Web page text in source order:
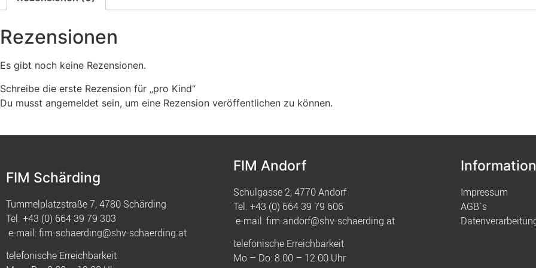
Rezensionen
Es gibt noch keine Rezensionen.
Schreibe die erste Rezension für „pro Kind“
Du musst angemeldet sein, um eine Rezension veröffentlichen zu können.
FIM Schärding
Tummelplatzstraße 7, 4780 Schärding
Tel. +43 (0) 664 39 79 303
e-mail:fim-schaerding@shv-schaerding.at
telefonische Erreichbarkeit
FIM Andorf
Schulgasse 2, 4770 Andorf
Tel. +43 (0) 664 39 79 606
e-mail:fim-andorf@shv-schaerding.at
telefonische Erreichbarkeit
Mo – Do: 8.00 – 12.00 Uhr
Impressum
AGB`s